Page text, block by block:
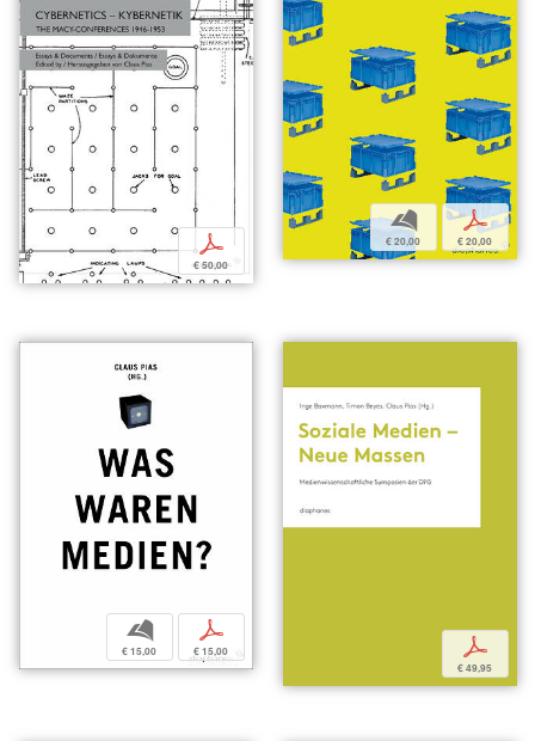
p
€ 50,00
b
€ 20,00
p
€ 20,00
b
€ 15,00
p
€ 15,00 p
€ 49,95